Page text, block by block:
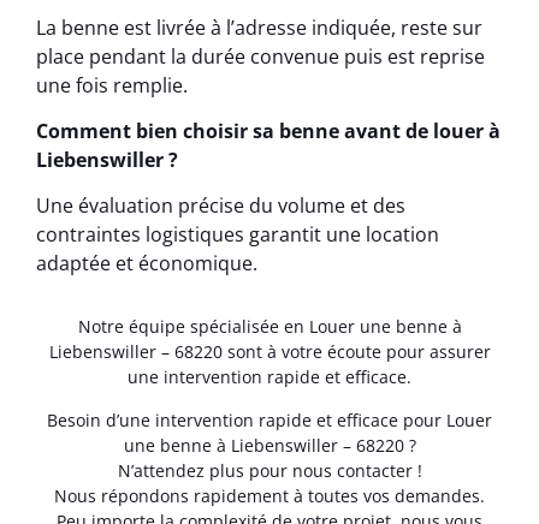
La benne est livrée à l’adresse indiquée, reste sur
place pendant la durée convenue puis est reprise
une fois remplie.
Comment bien choisir sa benne avant de louer à
Liebenswiller ?
Une évaluation précise du volume et des
contraintes logistiques garantit une location
adaptée et économique.
Notre équipe spécialisée en Louer une benne à
Liebenswiller – 68220 sont à votre écoute pour assurer
une intervention rapide et efficace.
Besoin d’une intervention rapide et efficace pour Louer
une benne à Liebenswiller – 68220 ?
N’attendez plus pour nous contacter !
Nous répondons rapidement à toutes vos demandes.